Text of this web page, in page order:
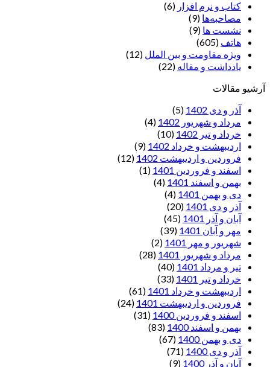
کتاب و نرم افزار (6)
مصاحبه‌ها (9)
نشست ها (9)
هاتف (605)
ویژه مقاومت و بین الملل (12)
یادداشت‌ و مقاله (22)
آرشیو مقالات
آذر و دی 1402
(5)
مرداد و شهریور 1402
(4)
خرداد و تیر 1402
(10)
اردیبهشت و خرداد 1402
(9)
فروردین و اردیبهشت 1402
(12)
اسفند و فروردین 1401
(1)
بهمن و اسفند 1401
(4)
دی و بهمن 1401
(4)
آذر و دی 1401
(20)
آبان و آذر 1401
(45)
مهر و آبان 1401
(39)
شهریور و مهر 1401
(2)
مرداد و شهریور 1401
(28)
تیر و مرداد 1401
(40)
خرداد و تیر 1401
(33)
اردیبهشت و خرداد 1401
(61)
فروردین و اردیبهشت 1401
(24)
اسفند و فروردین 1400
(31)
بهمن و اسفند 1400
(83)
دی و بهمن 1400
(67)
آذر و دی 1400
(71)
آبان و آذر 1400
(9)